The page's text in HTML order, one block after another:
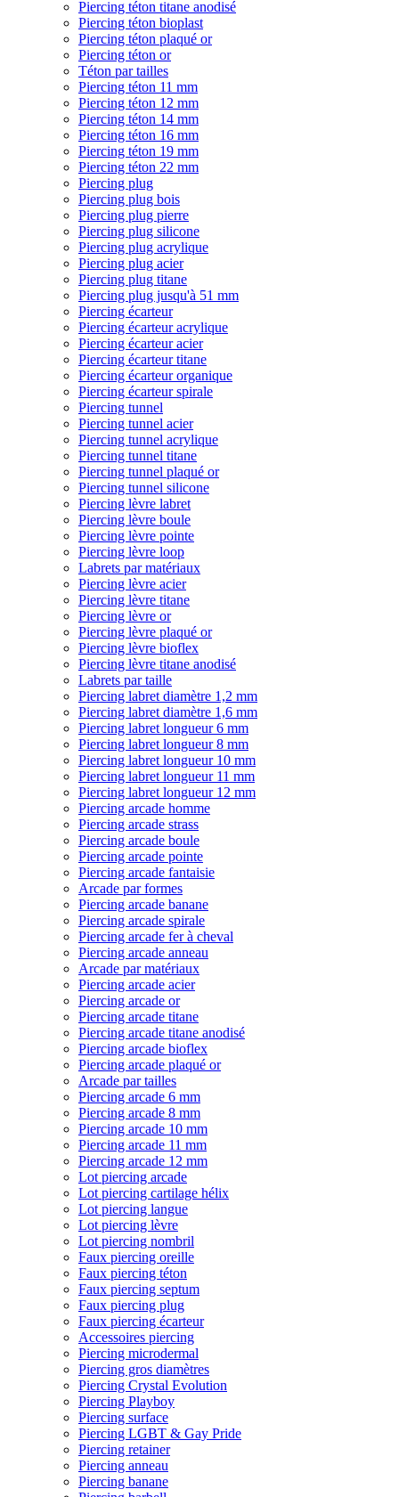
Piercing téton titane anodisé
Piercing téton bioplast
Piercing téton plaqué or
Piercing téton or
Téton par tailles
Piercing téton 11 mm
Piercing téton 12 mm
Piercing téton 14 mm
Piercing téton 16 mm
Piercing téton 19 mm
Piercing téton 22 mm
Piercing plug
Piercing plug bois
Piercing plug pierre
Piercing plug silicone
Piercing plug acrylique
Piercing plug acier
Piercing plug titane
Piercing plug jusqu'à 51 mm
Piercing écarteur
Piercing écarteur acrylique
Piercing écarteur acier
Piercing écarteur titane
Piercing écarteur organique
Piercing écarteur spirale
Piercing tunnel
Piercing tunnel acier
Piercing tunnel acrylique
Piercing tunnel titane
Piercing tunnel plaqué or
Piercing tunnel silicone
Piercing lèvre labret
Piercing lèvre boule
Piercing lèvre pointe
Piercing lèvre loop
Labrets par matériaux
Piercing lèvre acier
Piercing lèvre titane
Piercing lèvre or
Piercing lèvre plaqué or
Piercing lèvre bioflex
Piercing lèvre titane anodisé
Labrets par taille
Piercing labret diamètre 1,2 mm
Piercing labret diamètre 1,6 mm
Piercing labret longueur 6 mm
Piercing labret longueur 8 mm
Piercing labret longueur 10 mm
Piercing labret longueur 11 mm
Piercing labret longueur 12 mm
Piercing arcade homme
Piercing arcade strass
Piercing arcade boule
Piercing arcade pointe
Piercing arcade fantaisie
Arcade par formes
Piercing arcade banane
Piercing arcade spirale
Piercing arcade fer à cheval
Piercing arcade anneau
Arcade par matériaux
Piercing arcade acier
Piercing arcade or
Piercing arcade titane
Piercing arcade titane anodisé
Piercing arcade bioflex
Piercing arcade plaqué or
Arcade par tailles
Piercing arcade 6 mm
Piercing arcade 8 mm
Piercing arcade 10 mm
Piercing arcade 11 mm
Piercing arcade 12 mm
Lot piercing arcade
Lot piercing cartilage hélix
Lot piercing langue
Lot piercing lèvre
Lot piercing nombril
Faux piercing oreille
Faux piercing téton
Faux piercing septum
Faux piercing plug
Faux piercing écarteur
Accessoires piercing
Piercing microdermal
Piercing gros diamètres
Piercing Crystal Evolution
Piercing Playboy
Piercing surface
Piercing LGBT & Gay Pride
Piercing retainer
Piercing anneau
Piercing banane